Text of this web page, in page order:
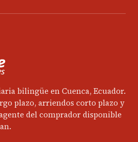
bilingüe en Cuenca, Ecuador.
plazo, arriendos corto plazo y
del comprador disponible